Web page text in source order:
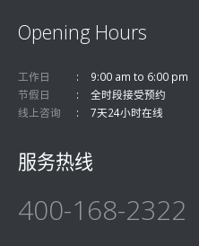
Opening Hours
工作日
9:00 am to 6:00 pm
节假日
全时段接受预约
线上咨询
7天24小时在线
服务热线
400-168-2322